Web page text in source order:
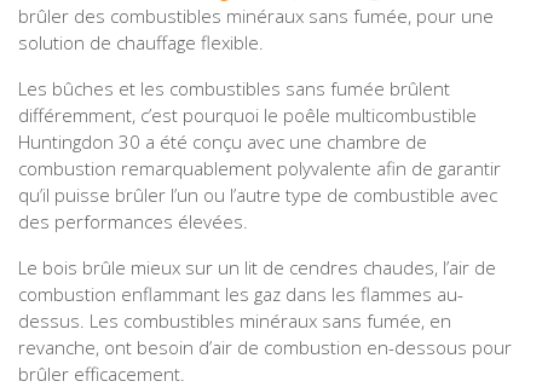
brûler des combustibles minéraux sans fumée, pour une
solution de chauffage flexible.
Les bûches et les combustibles sans fumée brûlent
différemment, c’est pourquoi le poêle multicombustible
Huntingdon 30 a été conçu avec une chambre de
combustion remarquablement polyvalente afin de garantir
qu’il puisse brûler l’un ou l’autre type de combustible avec
des performances élevées.
Le bois brûle mieux sur un lit de cendres chaudes, l’air de
combustion enflammant les gaz dans les flammes au-
dessus. Les combustibles minéraux sans fumée, en
revanche, ont besoin d’air de combustion en-dessous pour
brûler efficacement.